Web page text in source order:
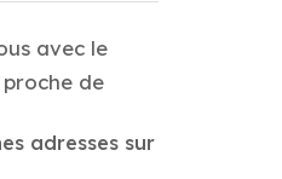
avec le
de
adresses sur